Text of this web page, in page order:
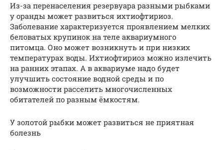
Из-за перенаселения резервуара разными рыбками
у оранды может развиться ихтиофтириоз.
Заболевание характеризуется проявлением мелких
беловатых крупинок на теле аквариумного
питомца. Оно может возникнуть и при низких
температурах воды. Ихтиофтириоз можно излечить
на ранних этапах. А в аквариуме надо будет
улучшить состояние водной среды и по
возможности расселить многочисленных
обитателей по разным ёмкостям.
У золотой рыбки может развиться не приятная
болезнь